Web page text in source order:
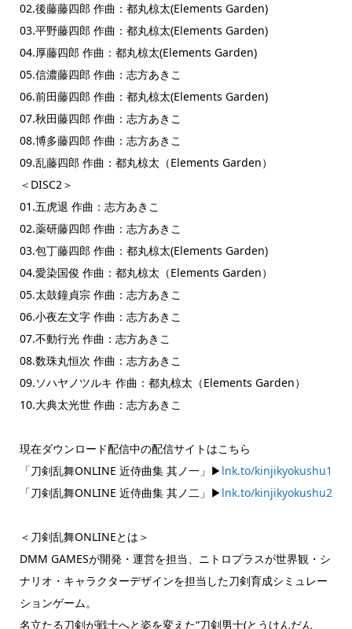
02.後藤藤四郎 作曲：都丸椋太(Elements Garden)
03.平野藤四郎 作曲：都丸椋太(Elements Garden)
04.厚藤四郎 作曲：都丸椋太(Elements Garden)
05.信濃藤四郎 作曲：志方あきこ
06.前田藤四郎 作曲：都丸椋太(Elements Garden)
07.秋田藤四郎 作曲：志方あきこ
08.博多藤四郎 作曲：志方あきこ
09.乱藤四郎 作曲：都丸椋太（Elements Garden）
＜DISC2＞
01.五虎退 作曲：志方あきこ
02.薬研藤四郎 作曲：志方あきこ
03.包丁藤四郎 作曲：都丸椋太(Elements Garden)
04.愛染国俊 作曲：都丸椋太（Elements Garden）
05.太鼓鐘貞宗 作曲：志方あきこ
06.小夜左文字 作曲：志方あきこ
07.不動行光 作曲：志方あきこ
08.数珠丸恒次 作曲：志方あきこ
09.ソハヤノツルキ 作曲：都丸椋太（Elements Garden）
10.大典太光世 作曲：志方あきこ
現在ダウンロード配信中の配信サイトはこちら
「刀剣乱舞ONLINE 近侍曲集 其ノ一」▶ lnk.to/kinjikyokushu1
「刀剣乱舞ONLINE 近侍曲集 其ノ二」▶ lnk.to/kinjikyokushu2
＜刀剣乱舞ONLINEとは＞
DMM GAMESが開発・運営を担当、ニトロプラスが世界観・シ
ナリオ・キャラクターデザインを担当した刀剣育成シミュレー
ションゲーム。
名立たる刀剣が戦士へと姿を変えた“刀剣男士(とうけんだん